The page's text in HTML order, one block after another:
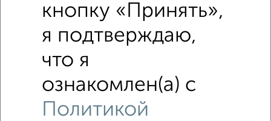
кнопку «Принять»,
я подтверждаю,
что я
ознакомлен(а) с
Политикой